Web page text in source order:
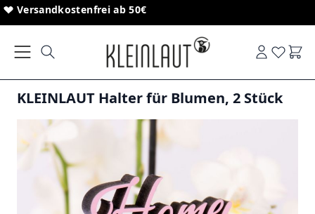
Direkt zum Inhalt
Versandkostenfrei ab 50€
KLEINLAUT Halter für Blumen, 2 Stück